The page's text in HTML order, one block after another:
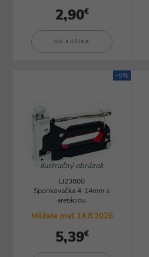
2,90€
DO KOŠÍKA
-5%
ilustračný obrázok
LI23800
Sponkovačka 4-14mm s
aretáciou
Môžete mať 14.8.2026
5,39€